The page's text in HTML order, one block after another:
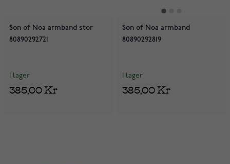
Son of Noa armband stor
80890292721
I lager
385,00 Kr
Son of Noa armband
80890292819
I lager
385,00 Kr